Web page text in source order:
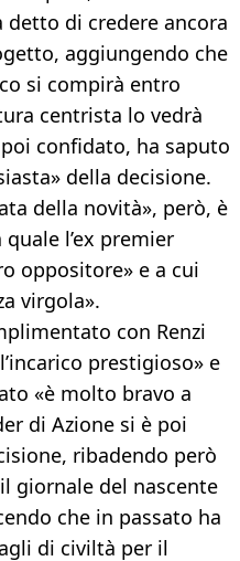
di credere ancora
aggiungendo che
si compirà entro
centrista lo vedrà
confidato, ha saputo
della decisione.
della novità», però, è
l’ex premier
oppositore» e a cui
virgola».
con Renzi
prestigioso» e
«è molto bravo a
di Azione si è poi
ribadendo però
giornale del nascente
che in passato ha
di civiltà per il